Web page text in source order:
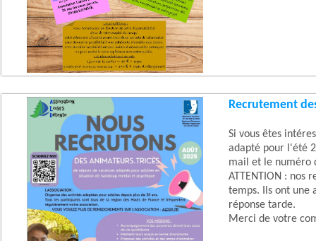
Recrutement
Si vous êtes
adapté pour l'été
mail et le numéro
ATTENTION : nos
temps. Ils ont une
réponse tarde.
Merci de votre